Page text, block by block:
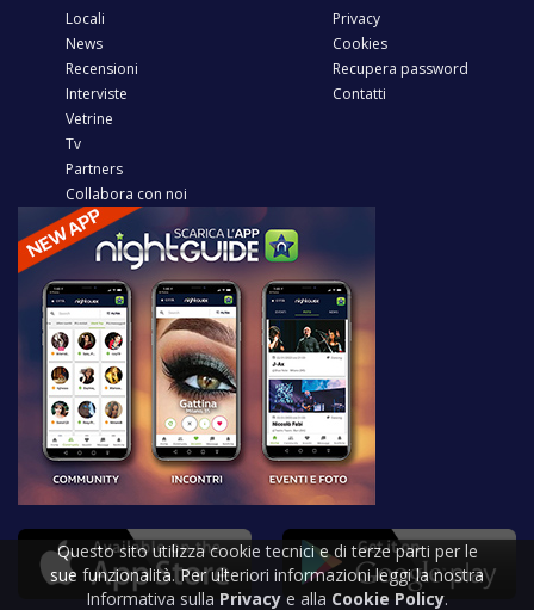
Locali
News
Recensioni
Interviste
Vetrine
Tv
Partners
Collabora con noi
Privacy
Cookies
Recupera password
Contatti
Questo sito utilizza cookie tecnici e di terze parti per le
sue funzionalità. Per ulteriori informazioni leggi la nostra
Informativa sulla Privacy e alla Cookie Policy.